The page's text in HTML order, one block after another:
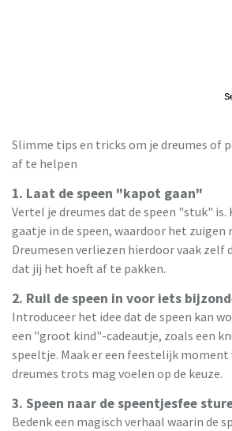
Slimme tips en tricks om je dreumes of
af te helpen
1. Laat de speen "kapot gaan"
Vertel je dreumes dat de speen "stuk" is.
gaatje in de speen, waardoor het
Dreumesen verliezen hierdoor vaak zelf
dat jij het hoeft af te pakken.
2. Ruil de speen in voor iets
Introduceer het idee dat de speen kan
een "groot kind"-cadeautje, zoals een
speeltje. Maak er een feestelijk moment
dreumes trots mag voelen op de keuze.
3. Speen naar de speentjesfee
Bedenk een magisch verhaal waarin de